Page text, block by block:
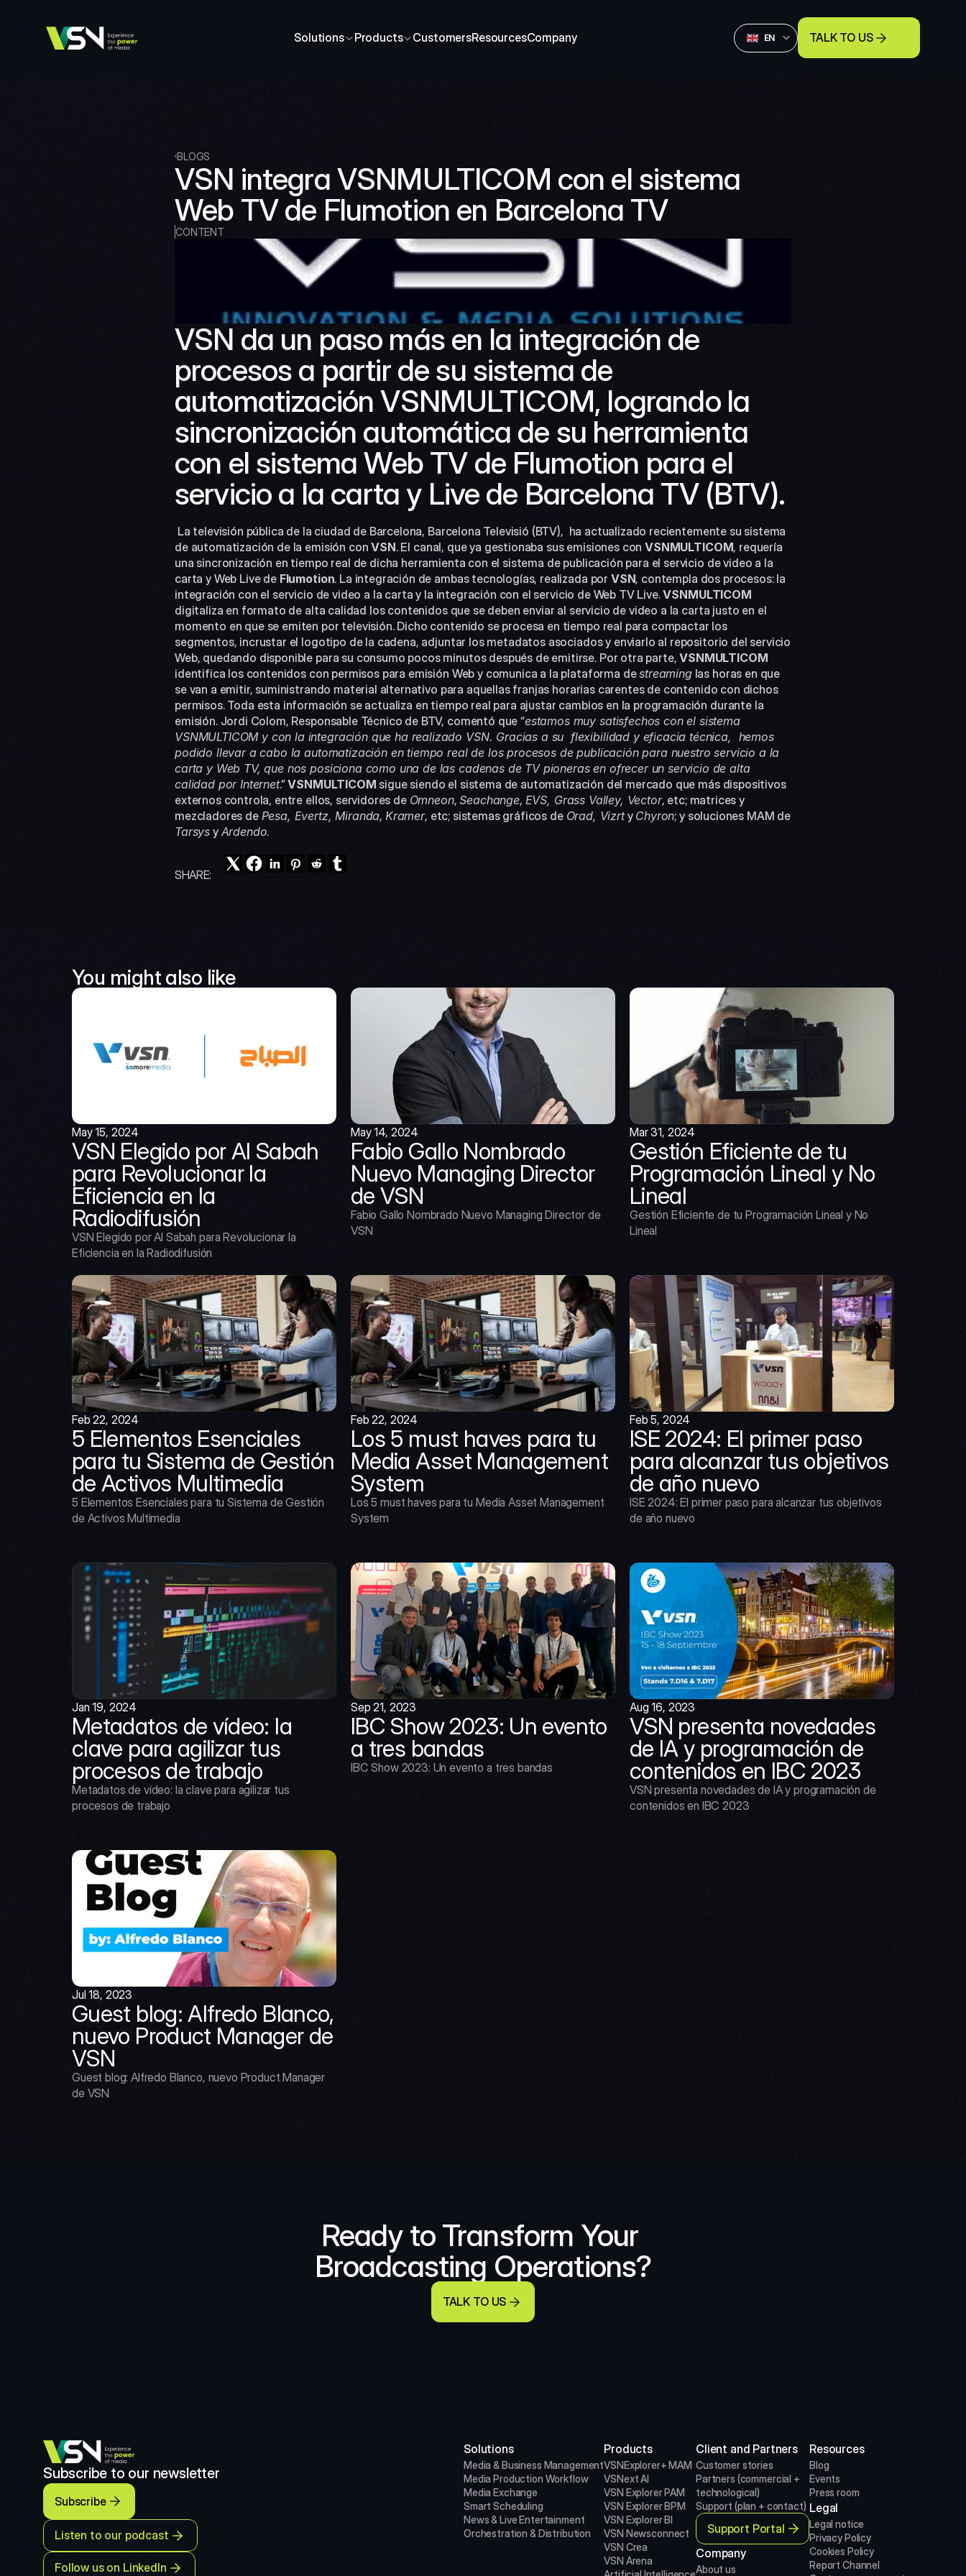
Solutions Products CustomersResourcesCompany
Select Language
English
EN TALK TO US
BLOGS
VSN integra VSNMULTICOM con el sistema
Web TV de Flumotion en Barcelona TV
CONTENT
VSN da un paso más en la integración de
procesos a partir de su sistema de
automatización VSNMULTICOM, logrando la
sincronización automática de su herramienta
con el sistema Web TV de Flumotion para el
servicio a la carta y Live de Barcelona TV (BTV).
de automatización de la emisión con VSN. El canal, que ya gestionaba sus emisiones con VSNMULTICOM, requería
una sincronización en tiempo real de dicha herramienta con el sistema de publicación para el servicio de video a la
carta y Web Live de Flumotion. La integración de ambas tecnologías, realizada por VSN, contempla dos procesos: la
integración con el servicio de video a la carta y la integración con el servicio de Web TV Live. VSNMULTICOM
digitaliza en formato de alta calidad los contenidos que se deben enviar al servicio de video a la carta justo en el
momento en que se emiten por televisión. Dicho contenido se procesa en tiempo real para compactar los
segmentos, incrustar el logotipo de la cadena, adjuntar los metadatos asociados y enviarlo al repositorio del servicio
Web, quedando disponible para su consumo pocos minutos después de emitirse. Por otra parte, VSNMULTICOM
identifica los contenidos con permisos para emisión Web y comunica a la plataforma de streaming las horas en que
se van a emitir, suministrando material alternativo para aquellas franjas horarias carentes de contenido con dichos
permisos. Toda esta información se actualiza en tiempo real para ajustar cambios en la programación durante la
emisión. Jordi Colom, Responsable Técnico de BTV, comentó que “estamos muy satisfechos con el sistema
VSNMULTICOM y con la integración que ha realizado VSN. Gracias a su  flexibilidad y eficacia técnica,  hemos
podido llevar a cabo la automatización en tiempo real de los procesos de publicación para nuestro servicio a la
carta y Web TV, que nos posiciona como una de las cadenas de TV pioneras en ofrecer un servicio de alta
calidad por Internet.” VSNMULTICOM sigue siendo el sistema de automatización del mercado que más dispositivos
externos controla, entre ellos, servidores de Omneon, Seachange, EVS, Grass Valley, Vector, etc; matrices y
mezcladores de Pesa, Evertz, Miranda, Kramer, etc; sistemas gráficos de Orad, Vizrt y Chyron
; y soluciones MAM de
Tarsys y Ardendo.
SHARE:
You might also like
May 15, 2024
VSN Elegido por Al Sabah
para Revolucionar la
Eficiencia en la
Radiodifusión
VSN Elegido por Al Sabah para Revolucionar la
Eficiencia en la Radiodifusión
May 14, 2024
Fabio Gallo Nombrado
Nuevo Managing Director
de VSN
Fabio Gallo Nombrado Nuevo Managing Director de
VSN
Mar 31, 2024
Gestión Eficiente de tu
Programación Lineal y No
Lineal
Gestión Eficiente de tu Programación Lineal y No
Lineal
Feb 22, 2024
5 Elementos Esenciales
para tu Sistema de Gestión
de Activos Multimedia
5 Elementos Esenciales para tu Sistema de Gestión
de Activos Multimedia
Feb 22, 2024
Los 5 must haves para tu
Media Asset Management
System
Los 5 must haves para tu Media Asset Management
System
Feb 5, 2024
ISE 2024: El primer paso
para alcanzar tus objetivos
de año nuevo
ISE 2024: El primer paso para alcanzar tus objetivos
de año nuevo
Jan 19, 2024
Metadatos de vídeo: la
clave para agilizar tus
procesos de trabajo
Metadatos de vídeo: la clave para agilizar tus
procesos de trabajo
Sep 21, 2023
IBC Show 2023: Un evento
a tres bandas
IBC Show 2023: Un evento a tres bandas
Aug 16, 2023
VSN presenta novedades
de IA y programación de
contenidos en IBC 2023
VSN presenta novedades de IA y programación de
contenidos en IBC 2023
Jul 18, 2023
Guest blog: Alfredo Blanco,
nuevo Product Manager de
VSN
Guest blog: Alfredo Blanco, nuevo Product Manager
de VSN
Ready to Transform Your
Broadcasting Operations?
TALK TO US
Subscribe to our newsletter
Subscribe
Listen to our podcast
Follow us on LinkedIn
Solutions
Media & Business Management
Media Production Workflow
Media Exchange
Smart Scheduling
News & Live Entertainment
Orchestration & Distribution
Products
VSNExplorer+ MAM
VSNext AI
VSN Explorer PAM
VSN Explorer BPM
VSN Explorer BI
VSN Newsconnect
VSN Crea
VSN Arena
Client and Partners
Customer stories
Partners (commercial +
technological)
Support (plan + contact)
Support Portal
Company
About us
Resources
Blog
Events
Press room
Legal
Legal notice
Privacy Policy
Cookies Policy
Report Channel